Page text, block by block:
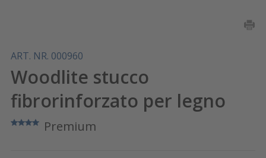
ART. NR. 000960
Woodlite stucco
fibrorinforzato per legno
Premium